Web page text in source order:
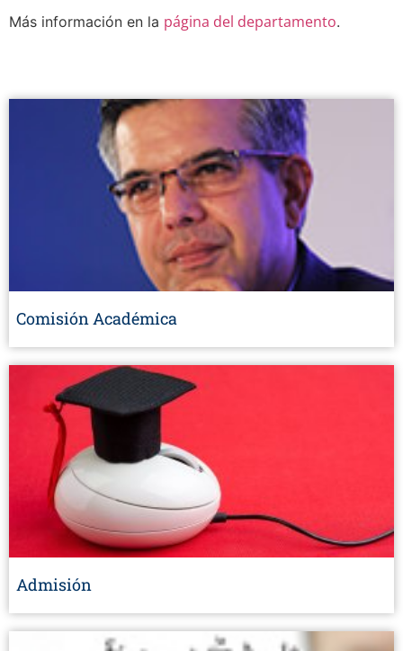
Más información en la página del departamento.
Comisión Académica
Admisión